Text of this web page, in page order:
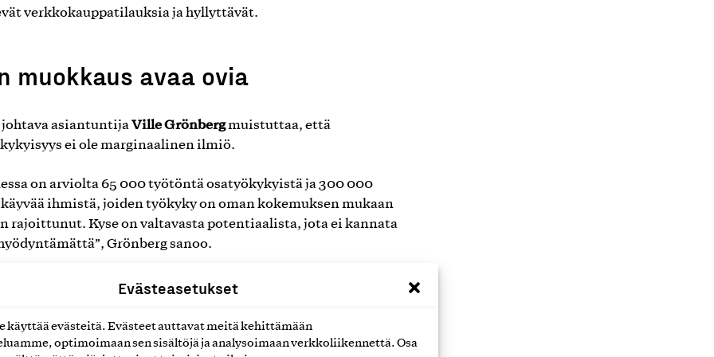
Evästeasetukset
käyttää evästeitä. Evästeet auttavat meitä kehittämään
optimoimaan sen sisältöjä ja analysoimaan verkkoliikennettä. Osa
verkkokauppatilauksia ja hyllyttävät.
muokkaus avaa ovia
asiantuntijaVille Grönbergmuistuttaa, että
ei ole marginaalinen ilmiö.
on arviolta 65 000 työtöntä osatyökykyistä ja 300 000
käyvää ihmistä, joiden työkyky on oman kokemuksen mukaan
rajoittunut. Kyse on valtavasta potentiaalista, jota ei kannata
Grönberg sanoo.
mukaansa moni työnantaja osaa muokata
rekrytointivaiheessa työn muokkaamista ei aina osata
vaihtoehtona.